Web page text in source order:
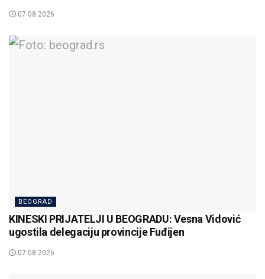
07.08.2026
BEOGRAD
KINESKI PRIJATELJI U BEOGRADU: Vesna Vidović
ugostila delegaciju provincije Fuđijen
07.08.2026